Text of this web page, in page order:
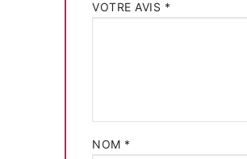
VOTRE AVIS *
NOM *